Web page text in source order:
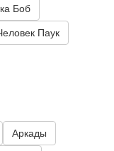
Боб
Паук
Аркады